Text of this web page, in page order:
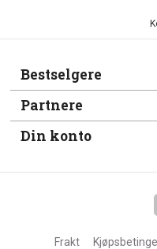
Bestselgere
Partnere
Din konto
Frakt